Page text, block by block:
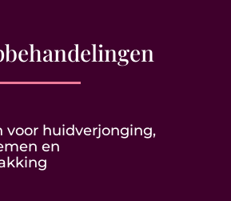
voor huidverjonging,
en